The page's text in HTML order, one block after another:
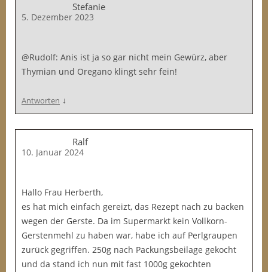
Stefanie
5. Dezember 2023
@Rudolf: Anis ist ja so gar nicht mein Gewürz, aber
Thymian und Oregano klingt sehr fein!
Antworten ↓
Ralf
10. Januar 2024
Hallo Frau Herberth,
es hat mich einfach gereizt, das Rezept nach zu backen
wegen der Gerste. Da im Supermarkt kein Vollkorn-
Gerstenmehl zu haben war, habe ich auf Perlgraupen
zurück gegriffen. 250g nach Packungsbeilage gekocht
und da stand ich nun mit fast 1000g gekochten